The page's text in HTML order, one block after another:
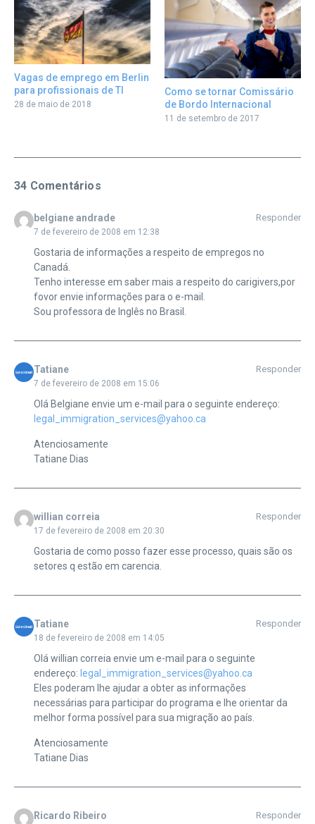
Vagas de emprego em Berlin
para profissionais de TI
28 de maio de 2018
Como se tornar Comissário
de Bordo Internacional
11 de setembro de 2017
34 Comentários
belgiane andrade
7 de fevereiro de 2008 em 12:38
Responder
Gostaria de informações a respeito de empregos no
Canadá.
Tenho interesse em saber mais a respeito do carigivers,por
fovor envie informações para o e-mail.
Sou professora de Inglês no Brasil.
Tatiane
7 de fevereiro de 2008 em 15:06
Responder
Olá Belgiane envie um e-mail para o seguinte endereço:
legal_immigration_services@yahoo.ca
Atenciosamente
Tatiane Dias
willian correia
17 de fevereiro de 2008 em 20:30
Responder
Gostaria de como posso fazer esse processo, quais são os
setores q estão em carencia.
Tatiane
18 de fevereiro de 2008 em 14:05
Responder
Olá willian correia envie um e-mail para o seguinte
endereço: legal_immigration_services@yahoo.ca
Eles poderam lhe ajudar a obter as informações
necessárias para participar do programa e lhe orientar da
melhor forma possível para sua migração ao país.
Atenciosamente
Tatiane Dias
Ricardo Ribeiro Responder